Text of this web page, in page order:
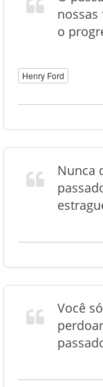
nossas
o
Henry Ford
Nunca
Você